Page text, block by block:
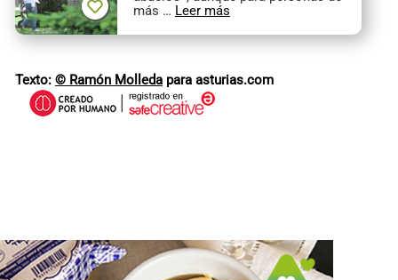
más … Leer más
Texto: © Ramón Molleda para asturias.com